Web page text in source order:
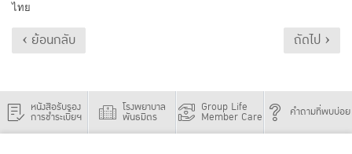
ไทย
‹ ย้อนกลับ ถัดไป ›
หนังสือรับรอง
การชำระเบี้ยฯ
โรงพยาบาล
พันธมิตร
Group Life
Member Care คำถามที่พบบ่อย